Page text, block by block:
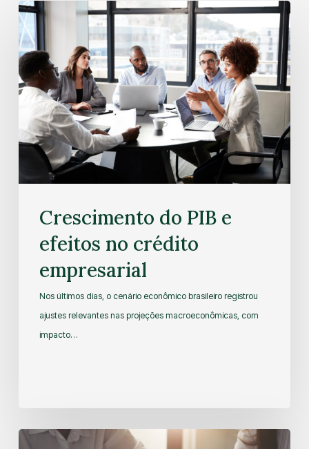
Crescimento do PIB e
efeitos no crédito
empresarial
Nos últimos dias, o cenário econômico brasileiro registrou
ajustes relevantes nas projeções macroeconômicas, com
impacto…